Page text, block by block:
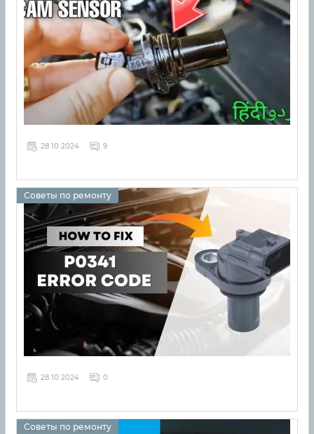
28 10 2024 9
Советы по ремонту
28 10 2024 0
Советы по ремонту